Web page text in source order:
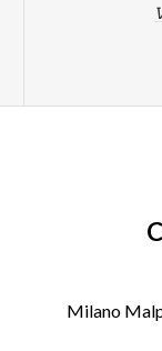
Milano